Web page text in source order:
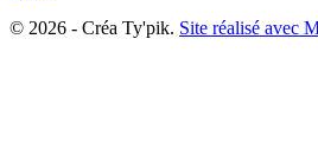
© 2026 - Créa Ty'pik. Site réalisé avec